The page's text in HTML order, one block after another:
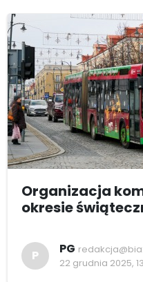
Organizacja
okresie
P PG
22 grudnia 2025,